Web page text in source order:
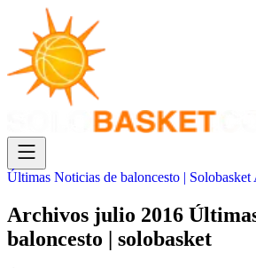
Últimas Noticias de baloncesto | Solobasket
Archivos julio 2016
baloncesto | solobasket